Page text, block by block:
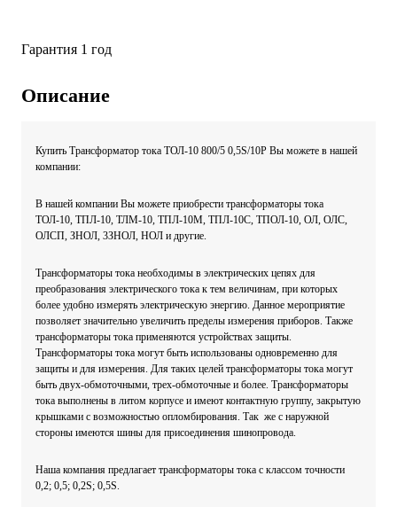
Гарантия 1 год
Описание
Купить Трансформатор тока ТОЛ-10 800/5 0,5S/10Р Вы можете в нашей
компании:
В нашей компании Вы можете приобрести трансформаторы тока
ТОЛ-10, ТПЛ-10, ТЛМ-10, ТПЛ-10М, ТПЛ-10С, ТПОЛ-10, ОЛ, ОЛС,
ОЛСП, ЗНОЛ, 3ЗНОЛ, НОЛ и другие.
Трансформаторы тока необходимы в электрических цепях для
преобразования электрического тока к тем величинам, при которых
более удобно измерять электрическую энергию. Данное мероприятие
позволяет значительно увеличить пределы измерения приборов. Также
трансформаторы тока применяются устройствах защиты.
Трансформаторы тока могут быть использованы одновременно для
защиты и для измерения. Для таких целей трансформаторы тока могут
быть двух-обмоточными, трех-обмоточные и более. Трансформаторы
тока выполнены в литом корпусе и имеют контактную группу, закрытую
крышками с возможностью опломбирования. Так же с наружной
стороны имеются шины для присоединения шинопровода.
Наша компания предлагает трансформаторы тока с классом точности
0,2; 0,5; 0,2S; 0,5S.